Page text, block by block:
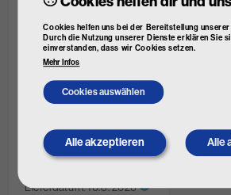
FEBI BILSTEIN
Limesring, Felge
€ 0,35inkl. MwSt.
innerhalb von 24
Lieferdatum:10.8. 2026
€
Cookies helfen uns bei der Bereitstellung unserer
Durch die Nutzung unserer Dienste erklären Sie
einverstanden, dass wir Cookies setzen.
Mehr Infos
Cookies auswählen
Alle akzeptieren
Withdraw
consent
Alle